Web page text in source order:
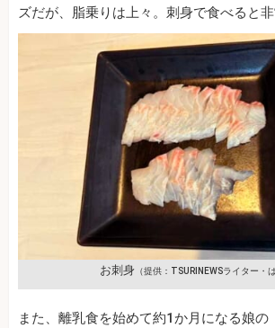
ズだが、脂乗りは上々。刺身で食べると非
お刺身（提供：TSURINEWSライター・は
また、離乳食を始めて約1か月になる娘の